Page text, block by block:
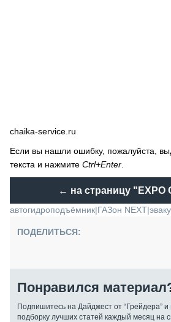
chaika-service.ru
Если вы нашли ошибку, пожалуйста,
текста и нажмите Ctrl+Enter
← на страницу "EXPO
автогидроподъёмник|ГАЗон NEXT|
ПОДЕЛИТЬСЯ:
Понравился
Подпишитесь на Дайджест от “Грейдера” и
подборку лучших статей каждый месяц на